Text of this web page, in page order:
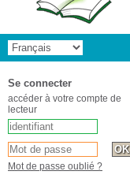
Se connecter
accéder à votre compte de
lecteur
Mot de passe oublié ?